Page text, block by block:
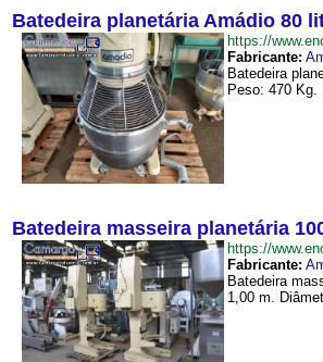
Batedeira planetária Amádio 80
https://
Fabricante:
Batedeira
Peso: 470 Kg.
Batedeira masseira planetária
https://
Fabricante:
Batedeira
1,00 m.